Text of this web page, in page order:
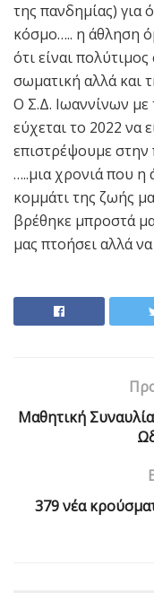
της πανδημίας) για
κόσμο….. η άθληση
ότι είναι
σωματική αλλά και
Ο Σ.Δ. Ιωαννίνων με
εύχεται το 2022 να
επιστρέψουμε στην
…..μια χρονιά που η
κομμάτι της ζωής
βρέθηκε μπροστά
μας πτοήσει αλλά
Μαθητική
379 νέα